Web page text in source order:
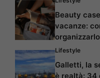
Beauty
vacanze:
Lifestyle
Galletti, la
è realtà: 34